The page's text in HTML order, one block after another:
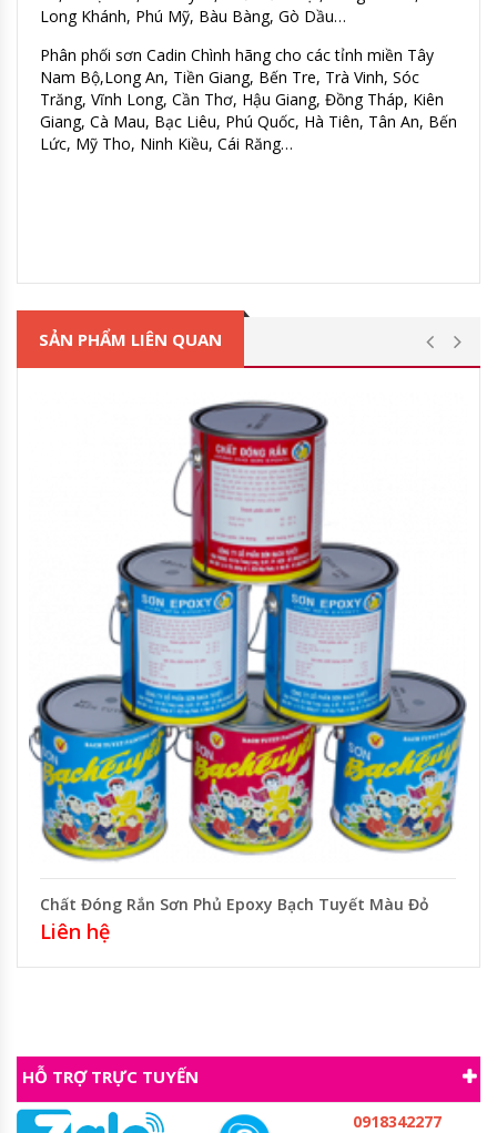
Long Khánh, Phú Mỹ, Bàu Bàng, Gò Dầu…
Phân phối sơn Cadin Chình hãng cho các tỉnh miền Tây
Nam Bộ,Long An, Tiền Giang, Bến Tre, Trà Vinh, Sóc
Trăng, Vĩnh Long, Cần Thơ, Hậu Giang, Đồng Tháp, Kiên
Giang, Cà Mau, Bạc Liêu, Phú Quốc, Hà Tiên, Tân An, Bến
Lức, Mỹ Tho, Ninh Kiều, Cái Răng…
SẢN PHẨM LIÊN QUAN
Chất Đóng Rắn Sơn Phủ Epoxy Bạch Tuyết Màu Đỏ
Liên hệ
HỖ TRỢ TRỰC TUYẾN
0918342277